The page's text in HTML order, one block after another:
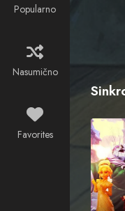
Popularno
Nasumično
Favorites